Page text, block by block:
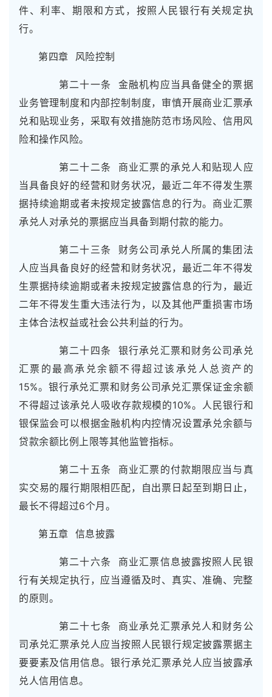
件、利率、期限和方式，按照人民银行有关规定执
行。
第四章 风险控制
第二十一条 金融机构应当具备健全的票据
业务管理制度和内部控制制度，审慎开展商业汇票承
兑和贴现业务，采取有效措施防范市场风险、信用风
险和操作风险。
第二十二条 商业汇票的承兑人和贴现人应
当具备良好的经营和财务状况，最近二年不得发生票
据持续逾期或者未按规定披露信息的行为。商业汇票
承兑人对承兑的票据应当具备到期付款的能力。
第二十三条 财务公司承兑人所属的集团法
人应当具备良好的经营和财务状况，最近二年不得发
生票据持续逾期或者未按规定披露信息的行为，最近
二年不得发生重大违法行为，以及其他严重损害市场
主体合法权益或社会公共利益的行为。
第二十四条 银行承兑汇票和财务公司承兑
汇票的最高承兑余额不得超过该承兑人总资产的
15%。银行承兑汇票和财务公司承兑汇票保证金余额
不得超过该承兑人吸收存款规模的10%。人民银行和
银保监会可以根据金融机构内控情况设置承兑余额与
贷款余额比例上限等其他监管指标。
第二十五条 商业汇票的付款期限应当与真
实交易的履行期限相匹配，自出票日起至到期日止，
最长不得超过6个月。
第五章 信息披露
第二十六条 商业汇票信息披露按照人民银
行有关规定执行，应当遵循及时、真实、准确、完整
的原则。
第二十七条 商业承兑汇票承兑人和财务公
司承兑汇票承兑人应当按照人民银行规定披露票据主
要要素及信用信息。银行承兑汇票承兑人应当披露承
兑人信用信息。